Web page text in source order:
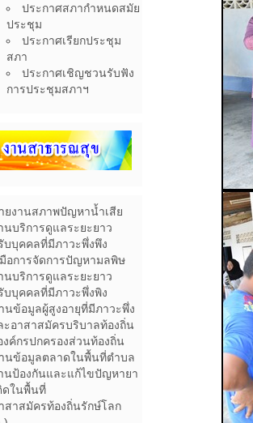
ประกาศสภากำหนดสมัย
ประชุม
ประกาศเรียกประชุม
สภา
ประกาศเชิญชวนรับฟัง
การประชุมสภาฯ
ยงานสภาพปัญหาน้ำเสีย
นบริการดูแลระยะยาว
บบุคคลที่มีภาวะพึ่งพึง
อการจัดการปัญหามลพิษ
นบริการดูแลระยะยาว
บบุคคลที่มีภาวะพึ่งพิง
นข้อมูลผู้สูงอายุที่มีภาวะพึ่ง
ะอาสาสมัครบริบาลท้องถิ่น
งค์กรปกครองส่วนท้องถิ่น
นข้อมูลตลาดในพื้นที่ตำบล
นป้องกันและแก้ไขปัญหายา
ดในพื้นที่
สาสมัครท้องถิ่นรักษ์โลก